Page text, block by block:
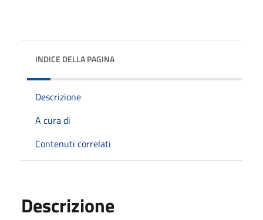
INDICE DELLA PAGINA
Descrizione
A cura di
Contenuti correlati
Descrizione